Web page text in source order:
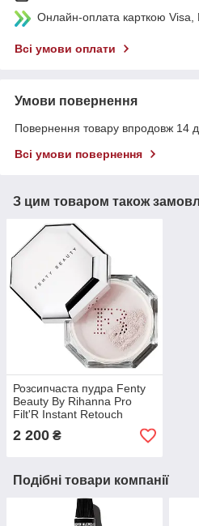
Онлайн-оплата карткою
Всі умови оплати
Умови повернення
Повернення товару впродовж 14
Всі умови повернення
З цим товаром також
Розсипчаста пудра Fenty
Beauty By Rihanna Pro
Filt'R Instant Retouch
Setting Powder Lavender
28 г
2 200 ₴
Подібні товари компанії